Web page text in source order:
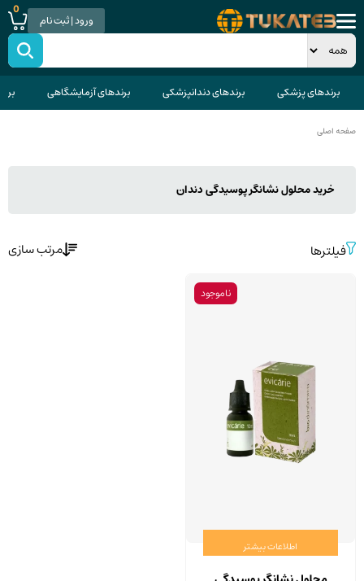
ورود | ثبت نام
0
برندهای پزشکی برندهای دندانپزشکی برندهای آزمایشگاهی
صفحه اصلی
خرید محلول نشانگر پوسیدگی دندان
فیلترها مرتب سازی
ناموجود
اطلاعات بیشتر